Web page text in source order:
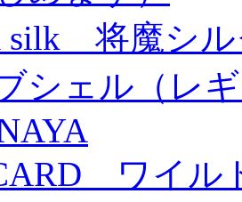
silk 将魔シ
シェル（レ
ワイル